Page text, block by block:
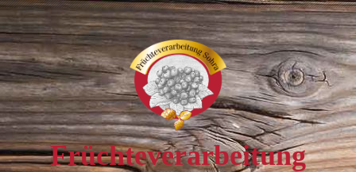
Früchteverarbeitung